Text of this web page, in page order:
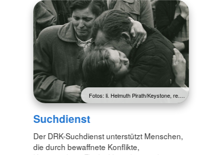
Fotos: li. Helmuth Pirath/Keystone, re.…
Suchdienst
Der DRK-Suchdienst unterstützt Menschen,
die durch bewaffnete Konflikte,